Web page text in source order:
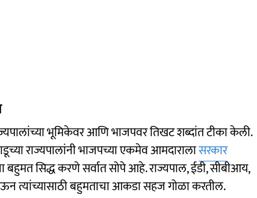
भूमिकेवर आणि भाजपवर तिखट शब्दांत टीका केली.
राज्यपालांनी भाजपच्या एकमेव आमदारालासरकार
बहुमत सिद्ध करणे सर्वात सोपे आहे. राज्यपाल, ईडी, सीबीआय,
बहुमताचा आकडा सहज गोळा करतील.